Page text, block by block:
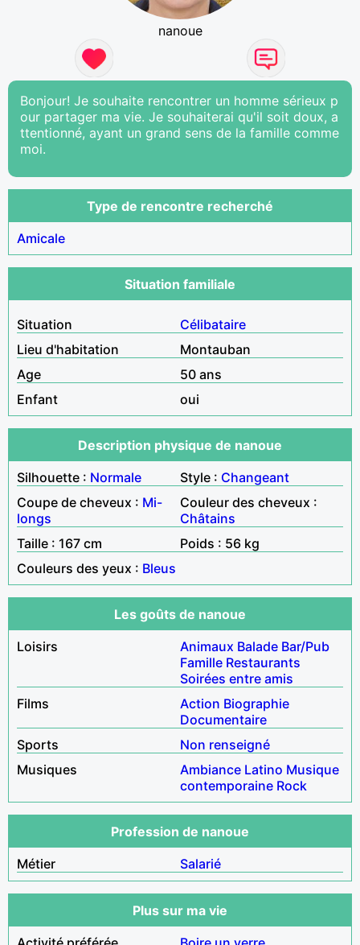
nanoue
Bonjour! Je souhaite rencontrer un homme sérieux p
our partager ma vie. Je souhaiterai qu'il soit doux, a
ttentionné, ayant un grand sens de la famille comme
moi.
Type de rencontre recherché
Amicale
Situation familiale
Situation
Célibataire
Lieu d'habitation
Montauban
Age
50 ans
Enfant
oui
Description physique de nanoue
Silhouette : Normale Style : Changeant
Coupe de cheveux : Mi-
longs
Couleur des cheveux :
Châtains
Taille : 167 cm
Poids : 56 kg
Couleurs des yeux : Bleus
Les goûts de nanoue
Loisirs
Animaux Balade Bar/Pub
Famille Restaurants
Soirées entre amis
Films
Action Biographie
Documentaire
Sports
Non renseigné
Musiques
Ambiance Latino Musique
contemporaine Rock
Profession de nanoue
Métier
Salarié
Plus sur ma vie